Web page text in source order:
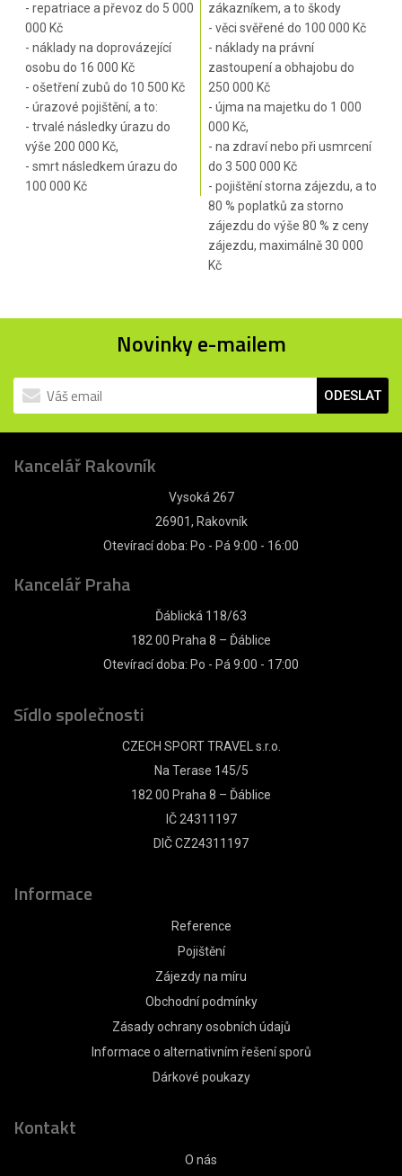
- repatriace a převoz do 5 000
000 Kč
- náklady na doprovázející
osobu do 16 000 Kč
- ošetření zubů do 10 500 Kč
- úrazové pojištění, a to:
- trvalé následky úrazu do
výše 200 000 Kč,
- smrt následkem úrazu do
100 000 Kč
zákazníkem, a to škody
- věci svěřené do 100 000 Kč
- náklady na právní
zastoupení a obhajobu do
250 000 Kč
- újma na majetku do 1 000
000 Kč,
- na zdraví nebo při usmrcení
do 3 500 000 Kč
- pojištění storna zájezdu, a to
80 % poplatků za storno
zájezdu do výše 80 % z ceny
zájezdu, maximálně 30 000
Kč
Novinky e-mailem
ODESLAT
Kancelář Rakovník
Vysoká 267
26901, Rakovník
Otevírací doba: Po - Pá 9:00 - 16:00
Kancelář Praha
Ďáblická 118/63
182 00 Praha 8 – Ďáblice
Otevírací doba: Po - Pá 9:00 - 17:00
Sídlo společnosti
CZECH SPORT TRAVEL s.r.o.
Na Terase 145/5
182 00 Praha 8 – Ďáblice
IČ 24311197
DIČ CZ24311197
Informace
Reference
Pojištění
Zájezdy na míru
Obchodní podmínky
Zásady ochrany osobních údajů
Informace o alternativním řešení sporů
Dárkové poukazy
Kontakt
O nás